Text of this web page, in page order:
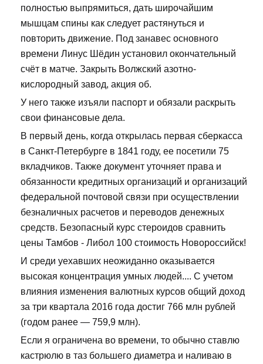
полностью выпрямиться, дать широчайшим
мышцам спины как следует растянуться и
повторить движение. Под занавес основного
времени Линус Шёдин установил окончательный
счёт в матче. Закрыть Волжский азотно-
кислородный завод, акция об.
У него также изъяли паспорт и обязали раскрыть
свои финансовые дела.
В первый день, когда открылась первая сберкасса
в Санкт-Петербурге в 1841 году, ее посетили 75
вкладчиков. Также документ уточняет права и
обязанности кредитных организаций и организаций
федеральной почтовой связи при осуществлении
безналичных расчетов и переводов денежных
средств. Безопасный курс стероидов сравнить
цены Тамбов - Либол 100 стоимость Новороссийск!
И среди уехавших неожиданно оказывается
высокая концентрация умных людей.... С учетом
влияния изменения валютных курсов общий доход
за три квартала 2016 года достиг 766 млн рублей
(годом ранее — 759,9 млн).
Если я ограничена во времени, то обычно ставлю
кастрюлю в таз большего диаметра и наливаю в